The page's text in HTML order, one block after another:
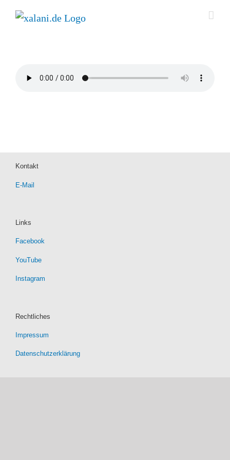
Inhalt
Kontakt
E-Mail
Links
Facebook
YouTube
Instagram
Rechtliches
Impressum
Datenschutzerklärung